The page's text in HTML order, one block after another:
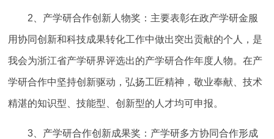
2、产学研合作创新人物奖：主要表彰在政产学研金服
用协同创新和科技成果转化工作中做出突出贡献的个人，是
我会为浙江省产学研界评选出的产学研合作年度人物。在产
学研合作中坚持创新驱动，弘扬工匠精神，敬业奉献、技术
精湛的知识型、技能型、创新型的人才均可申报。
3、产学研合作创新成果奖：产学研多方协同合作形成